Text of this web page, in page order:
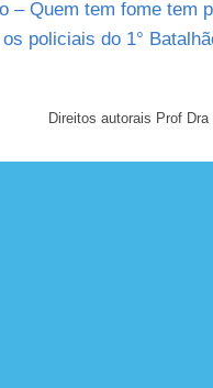
– Quem tem fome tem
policiais do 1°
Direitos autorais Prof